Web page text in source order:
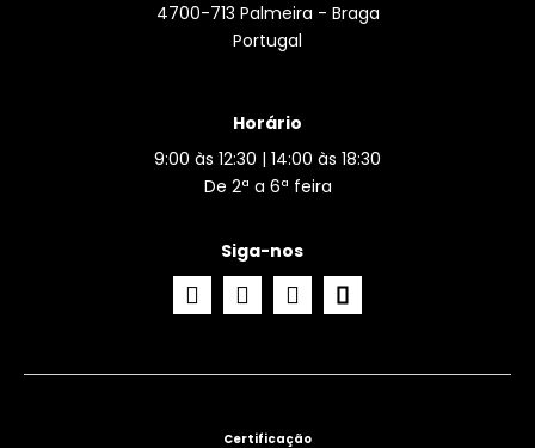
4700-713 Palmeira - Braga
Portugal
Horário
9:00 às 12:30 | 14:00 às 18:30
De 2ª a 6ª feira
Siga-nos
Certificação